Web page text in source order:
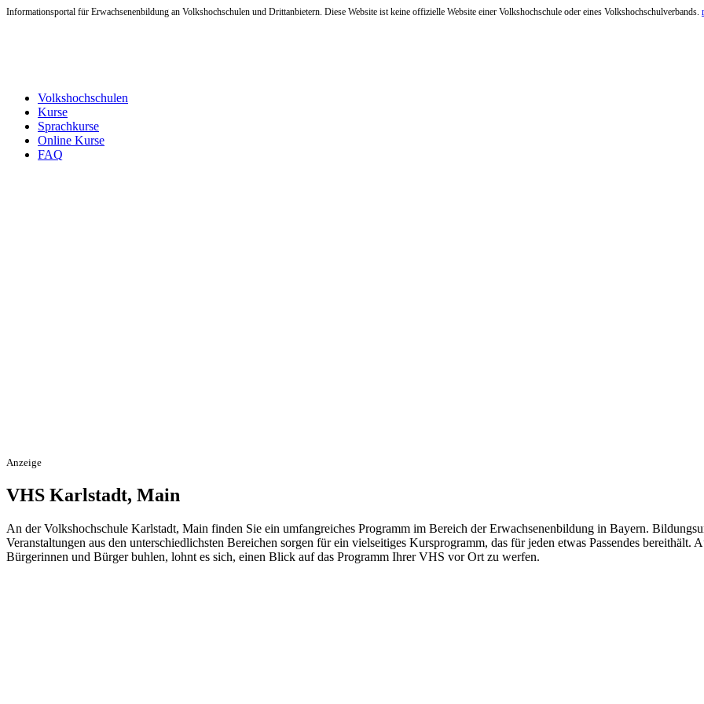
Informationsportal für Erwachsenenbildung an Volkshochschulen und Drittanbietern. Diese Website ist keine offizielle Website einer Volkshochschule oder eines Volkshochschulverbands.
Volkshochschulen
Kurse
Sprachkurse
Online Kurse
FAQ
Anzeige
VHS Karlstadt, Main
An der Volkshochschule Karlstadt, Main finden Sie ein umfangreiches Programm im Bereich der Erwachsenenbildung in Bayern.
Veranstaltungen aus den unterschiedlichsten Bereichen sorgen für ein vielseitiges Kursprogramm, das für jeden etwas Passendes
Bürgerinnen und Bürger buhlen, lohnt es sich, einen Blick auf das Programm Ihrer VHS vor Ort zu werfen.